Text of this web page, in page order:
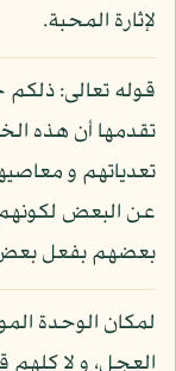
لإثارة المحبة.
قوله تعالى: ذلكم
تقدمها أن هذه
تعدياتهم و
عن البعض
بعضهم بفعل
لمكان الوحدة
العجل، و لا كلهم